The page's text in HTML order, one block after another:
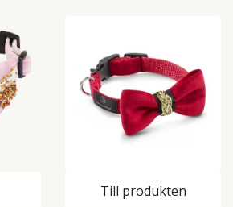
Till produkten